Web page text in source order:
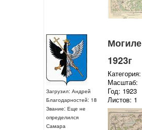
Загрузил: Андрей
Благодарностей: 18
Звание: Еще не
определился
Самара
1923г
Масштаб:
Год: 1923
Листов: 1